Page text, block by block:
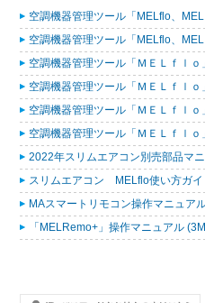
空調機器管理ツール「MELflo、
空調機器管理ツール「MELflo、
空調機器管理ツール「ＭＥＬｆｌ
空調機器管理ツール「ＭＥＬｆｌ
空調機器管理ツール「ＭＥＬｆｌ
空調機器管理ツール「ＭＥＬｆｌ
2022年スリムエアコン別売部品マ
スリムエアコン MELflo使い方ガイ
MAスマートリモコン操作マニュア
「MELRemo+」操作マニュアル